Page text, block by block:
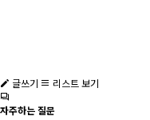
글쓰기
리스트 보기
자주하는 질문